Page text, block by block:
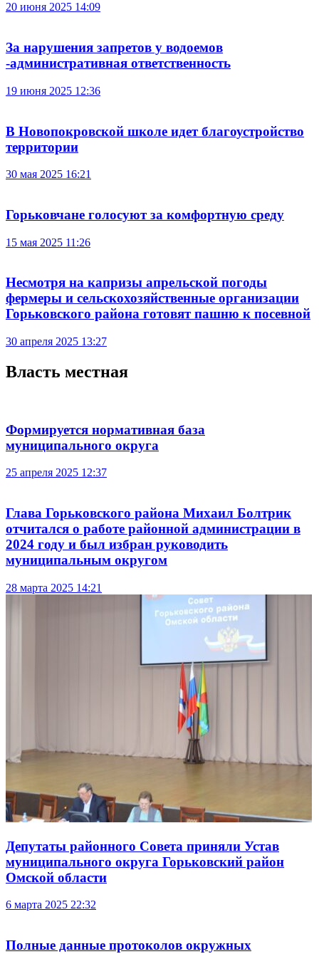
20 июня 2025 14:09
За нарушения запретов у водоемов
-административная ответственность
19 июня 2025 12:36
В Новопокровской школе идет благоустройство
территории
30 мая 2025 16:21
Горьковчане голосуют за комфортную среду
15 мая 2025 11:26
Несмотря на капризы апрельской погоды
фермеры и сельскохозяйственные организации
Горьковского района готовят пашню к посевной
30 апреля 2025 13:27
Власть местная
Формируется нормативная база
муниципального округа
25 апреля 2025 12:37
Глава Горьковского района Михаил Болтрик
отчитался о работе районной администрации в
2024 году и был избран руководить
муниципальным округом
28 марта 2025 14:21
Депутаты районного Совета приняли Устав
муниципального округа Горьковский район
Омской области
6 марта 2025 22:32
Полные данные протоколов окружных